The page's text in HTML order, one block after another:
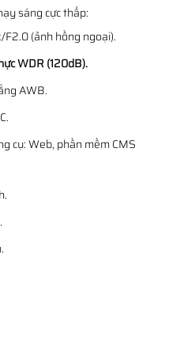
sáng cực thấp:
(ảnh hồng ngoại).
WDR (120dB).
AWB.
cụ: Web, phần mềm CMS